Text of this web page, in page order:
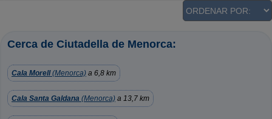
Cerca de Ciutadella de Menorca:
Cala Morell(Menorca) a 6,8 km
Cala Santa Galdana (Menorca) a 13,7 km